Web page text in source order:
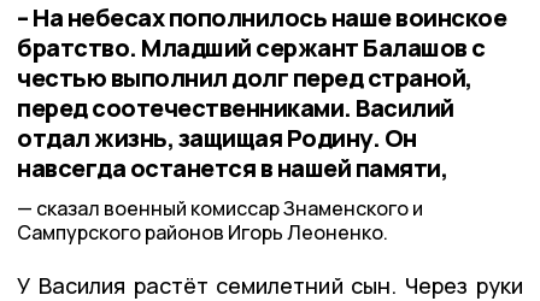
– На небесах пополнилось наше воинское
братство. Младший сержант Балашов с
честью выполнил долг перед страной,
перед соотечественниками. Василий
отдал жизнь, защищая Родину. Он
навсегда останется в нашей памяти,
сказал военный комиссар Знаменского и
Сампурского районов Игорь Леоненко.
У Василия растёт семилетний сын. Через руки